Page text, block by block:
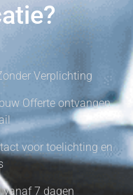
Verplichting
Offerte ontvangen
voor toelichting en
vanaf 7 dagen